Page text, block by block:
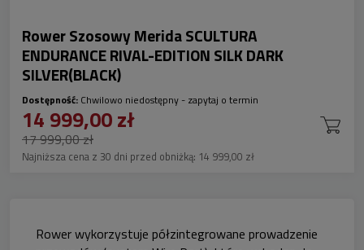
Rower Szosowy Merida SCULTURA
ENDURANCE RIVAL-EDITION SILK DARK
SILVER(BLACK)
Dostępność: Chwilowo niedostępny - zapytaj o termin
14 999,00 zł
17 999,00 zł
Najniższa cena z 30 dni przed obniżką: 14 999,00 zł
Rower wykorzystuje półzintegrowane prowadzenie